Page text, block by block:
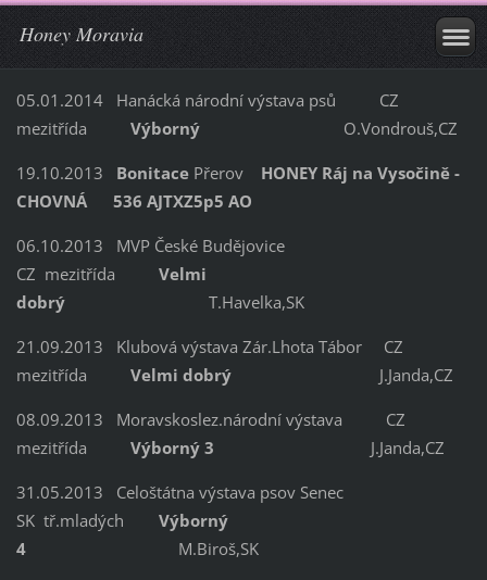
Honey Moravia
05.01.2014 Hanácká národní výstava psů CZ
mezitřída Výborný O.Vondrouš,CZ
19.10.2013 Bonitace Přerov HONEY Ráj na Vysočině -
CHOVNÁ
536 AJTXZ5p5 AO
06.10.2013 MVP České Budějovice
CZ mezitřída Velmi
dobrý T.Havelka,SK
21.09.2013 Klubová výstava Zár.Lhota Tábor CZ
mezitřída
Velmi dobrý J.Janda,CZ
08.09.2013 Moravskoslez.národní výstava CZ
mezitřída
Výborný 3 J.Janda,CZ
31.05.2013 Celoštátna výstava psov Senec
SK tř.mladých
Výborný
4M.Biroš,SK